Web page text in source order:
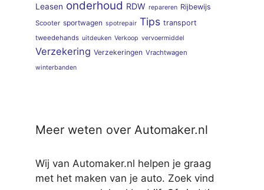
Leasen onderhoud RDW repareren Rijbewijs
Scooter sportwagen spotrepair Tips transport
tweedehands uitdeuken Verkoop vervoermiddel
Verzekering Verzekeringen Vrachtwagen
winterbanden
Meer weten over Automaker.nl
Wij van Automaker.nl helpen je graag
met het maken van je auto. Zoek vind